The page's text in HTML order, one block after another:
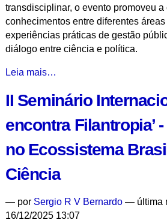
transdisciplinar, o evento promoveu
conhecimentos entre diferentes
experiências práticas de gestão
diálogo entre ciência e política.
Refugios
Experiencias
Propuestas
las
Ciudades
-
Leia mais…
II Seminário
encontra Filantropia’
no Ecossistema
Ciência
— por Sergio R V Bernardo— última
16/12/2025 13:07